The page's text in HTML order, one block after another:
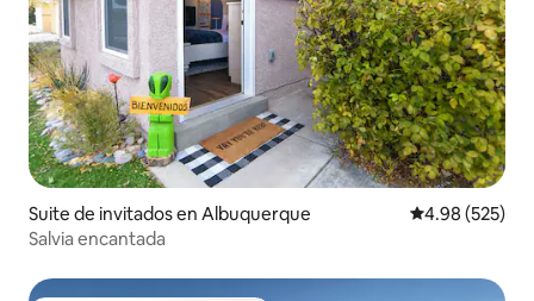
Suite de invitados en Albuquerque Calificación
4.98 (525)
Salvia encantada